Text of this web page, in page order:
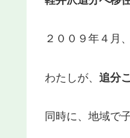
２００９年４月
わたしが、 追分
同時に、地域で